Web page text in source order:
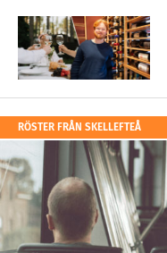
RÖSTER FRÅN SKELLEFTEÅ